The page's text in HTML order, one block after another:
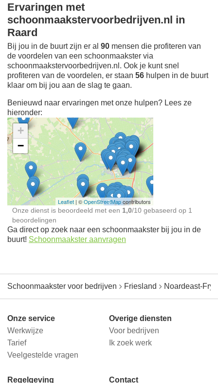
Ervaringen met
schoonmaakstervoorbedrijven.nl in
Raard
Bij jou in de buurt zijn er al 90 mensen die profiteren van
de voordelen van een schoonmaakster via
schoonmaakstervoorbedrijven.nl. Ook je kunt snel
profiteren van de voordelen, er staan 56 hulpen in de buurt
klaar om bij jou aan de slag te gaan.
Benieuwd naar ervaringen met onze hulpen? Lees ze
hieronder:
Ontdek meer ervaringen
Schoonmaakster bij
jou in de buurt
+
−
Leaflet | ©OpenStreetMapcontributors
Onze dienst is beoordeeld met een 1,0/10 gebaseerd op 1
beoordelingen
Ga direct op zoek naar een schoonmaakster bij jou in de
buurt! Schoonmaakster aanvragen
Schoonmaakster voor bedrijven Friesland Noardeast-
Onze service
Werkwijze
Tarief
Veelgestelde vragen
Overige diensten
Voor bedrijven
Ik zoek werk
Regelgeving Contact